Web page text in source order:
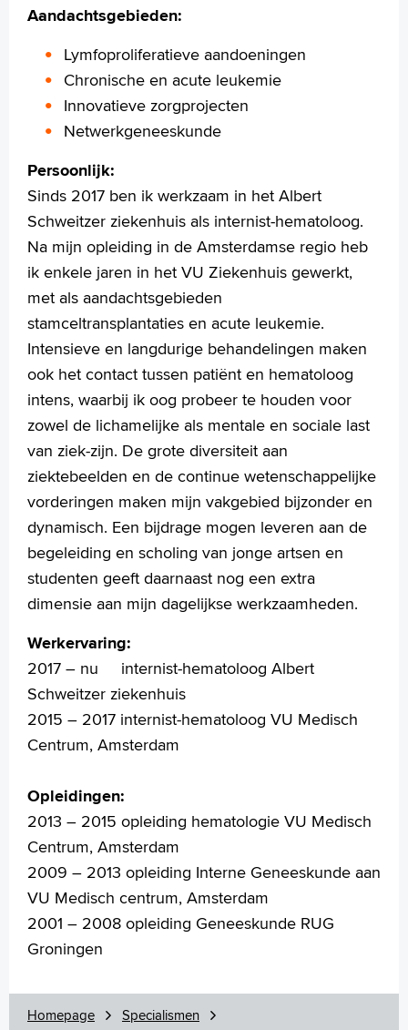
J.B. (Jeroen) van der Net
B. (Bastiaan) du Pré
M. (Mariette) Schoofs
P.J.H. Smak Gregoor
P.E. (Peter) Westerweel
M. (Marieke) van der Zwan
T.R. (Tom) Wouters
S. (Suzanne) Schol-Gelok
W.B. (Willemijn) Huiszoon
A.F. (Anne Floor) Heitz
Veel voorkomende klachten
Schildklier- en bijschildklierziekten
Expertisecentrum Retroperitoneale Fibrose (RPF)
Wetenschappelijk onderzoek
Uw dossier inzien?
Wachttijden
Folders
Handige links
Homepage
Werken en leren
Medewerkers
Contact
Verwijzers
Wetenschappelijk onderzoek
Language
Zoeken
Aandachtsgebieden:
Lymfoproliferatieve aandoeningen
Chronische en acute leukemie
Innovatieve zorgprojecten
Netwerkgeneeskunde
Persoonlijk:
Sinds 2017 ben ik werkzaam in het Albert
Schweitzer ziekenhuis als internist-hematoloog.
Na mijn opleiding in de Amsterdamse regio heb
ik enkele jaren in het VU Ziekenhuis gewerkt,
met als aandachtsgebieden
stamceltransplantaties en acute leukemie.
Intensieve en langdurige behandelingen maken
ook het contact tussen patiënt en hematoloog
intens, waarbij ik oog probeer te houden voor
zowel de lichamelijke als mentale en sociale last
van ziek-zijn. De grote diversiteit aan
ziektebeelden en de continue wetenschappelijke
vorderingen maken mijn vakgebied bijzonder en
dynamisch. Een bijdrage mogen leveren aan de
begeleiding en scholing van jonge artsen en
studenten geeft daarnaast nog een extra
dimensie aan mijn dagelijkse werkzaamheden.
Werkervaring:
2017 – nu internist-hematoloog Albert
Schweitzer ziekenhuis
2015 – 2017 internist-hematoloog VU Medisch
Centrum, Amsterdam
Opleidingen:
2013 – 2015 opleiding hematologie VU Medisch
Centrum, Amsterdam
2009 – 2013 opleiding Interne Geneeskunde aan
VU Medisch centrum, Amsterdam
2001 – 2008 opleiding Geneeskunde RUG
Groningen
Homepage
Specialismen